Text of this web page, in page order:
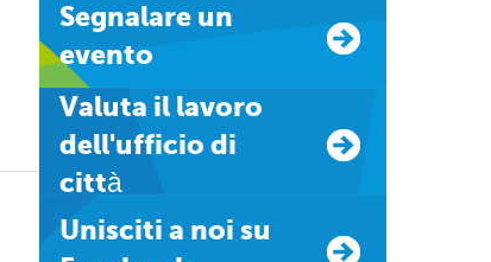
Segnalare un
evento
Valuta il lavoro
dell'ufficio di
città
Unisciti a noi su